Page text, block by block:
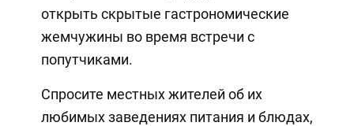
открыть скрытые гастрономические
жемчужины во время встречи с
попутчиками.
Спросите местных жителей об их
любимых заведениях питания и блюдах,